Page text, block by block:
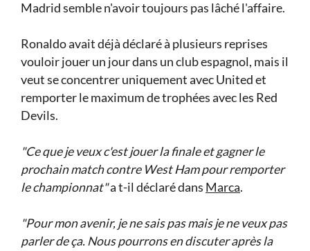
Madrid semble n'avoir toujours pas lâché l'affaire.
Ronaldo avait déjà déclaré à plusieurs reprises
vouloir jouer un jour dans un club espagnol, mais il
veut se concentrer uniquement avec United et
remporter le maximum de trophées avec les Red
Devils.
"Ce que je veux c'est jouer la finale et gagner le
prochain match contre West Ham pour remporter
le championnat"a t-il déclaré dans Marca.
"Pour mon avenir, je ne sais pas mais je ne veux pas
parler de ça. Nous pourrons en discuter après la